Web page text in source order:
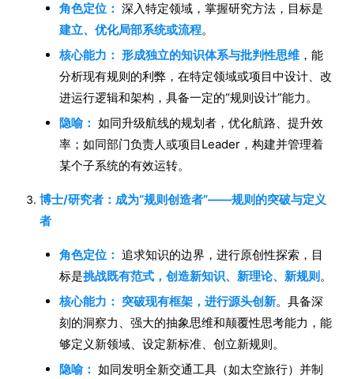
角色定位： 深入特定领域，掌握研究方法，目标是
建立、优化局部系统或流程。
核心能力： 形成独立的知识体系与批判性思维 ，能
分析现有规则的利弊，在特定领域或项目中设计、改
进运行逻辑和架构，具备一定的“规则设计”能力。
隐喻： 如同升级航线的规划者，优化航路、提升效
率；如同部门负责人或项目Leader，构建并管理着
某个子系统的有效运转。
博士/研究者：成为“规则创造者”——规则的突破与定义
者
角色定位： 追求知识的边界，进行原创性探索，目
标是挑战既有范式，创造新知识、新理论、新规则。
核心能力： 突破现有框架，进行源头创新。具备深
刻的洞察力、强大的抽象思维和颠覆性思考能力，能
够定义新领域、设定新标准、创立新规则。
隐喻： 如同发明全新交通工具（如太空旅行）并制